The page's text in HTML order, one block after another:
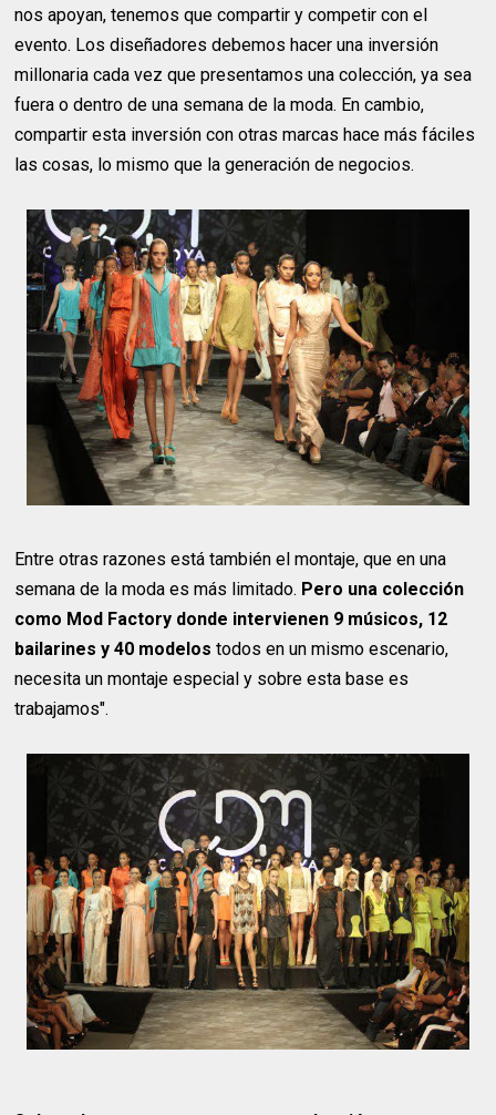
nos apoyan, tenemos que compartir y competir con el
evento. Los diseñadores debemos hacer una inversión
millonaria cada vez que presentamos una colección, ya sea
fuera o dentro de una semana de la moda. En cambio,
compartir esta inversión con otras marcas hace más fáciles
las cosas, lo mismo que la generación de negocios.
Entre otras razones está también el montaje, que en una
semana de la moda es más limitado. Pero una colección
como Mod Factory donde intervienen 9 músicos, 12
bailarines y 40 modelos todos en un mismo escenario,
necesita un montaje especial y sobre esta base es
trabajamos".